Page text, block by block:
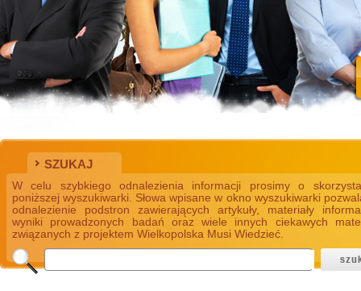
SZUKAJ
W celu szybkiego odnalezienia informacji prosimy o
poniższej wyszukiwarki. Słowa wpisane w okno wyszukiwarki
odnalezienie podstron zawierających artykuły, materiały
wyniki prowadzonych badań oraz wiele innych ciekawych
związanych z projektem Wielkopolska Musi Wiedzieć.